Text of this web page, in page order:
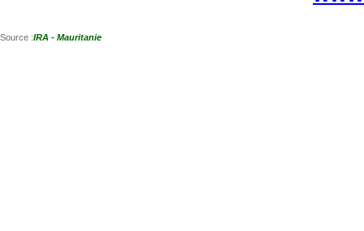
Source :IRA - Mauritanie